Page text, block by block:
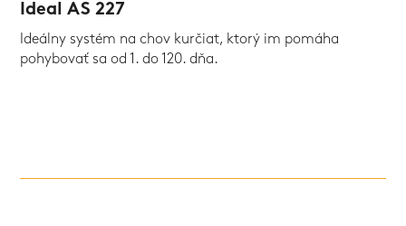
Ideal AS 227
Ideálny systém na chov kurčiat, ktorý im pomáha
pohybovať sa od 1. do 120. dňa.